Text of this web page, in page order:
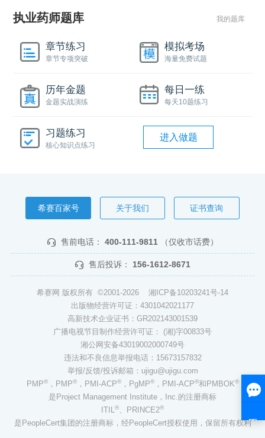
执业药师题库 我的题库
章节练习
章节专项突破
模拟考场
海量免费试题
历年金题
金题实战演练
每日一练
每天10题练习
习题练习
核心知识点练习
进入做题
希赛百家号 关于我们 证书查询
售前电话： 400-111-9811 （仅收市话费）
售后投诉： 156-1612-8671
希赛网 版权所有 ©2001-2026 湘ICP备10203241号-14
出版物经营许可证：4301042021177
高新技术企业证书：GR202143001539
广播电视节目制作经营许可证： (湘)字00833号
湘公网安备43019002000749号
违法和不良信息举报电话：15673157832
举报/反馈/投诉邮箱：ujigu@ujigu.com
PMP®，PMP®，PMI-ACP®，PgMP®，PMI-ACP®和PMBOK®
是Project Management Institute，Inc.的注册商标
ITIL®、PRINCE2®
是PeopleCert集团的注册商标，经PeopleCert授权使用，保留所有权利